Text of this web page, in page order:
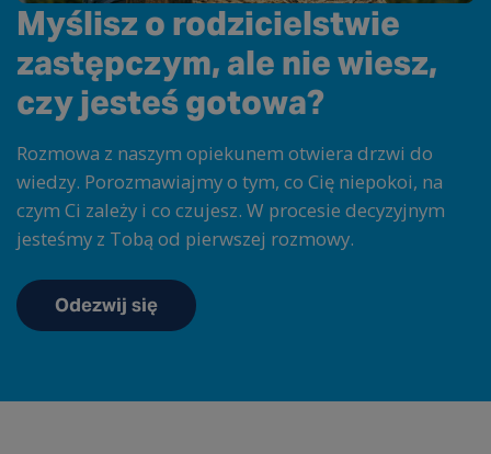
Myślisz o rodzicielstwie
zastępczym, ale nie wiesz,
czy jesteś gotowa?
Rozmowa z naszym opiekunem otwiera drzwi do
wiedzy. Porozmawiajmy o tym, co Cię niepokoi, na
czym Ci zależy i co czujesz. W procesie decyzyjnym
jesteśmy z Tobą od pierwszej rozmowy.
Odezwij się